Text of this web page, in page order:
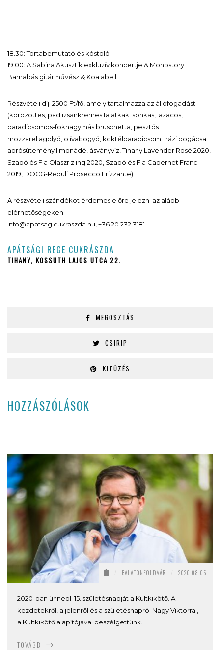
18.30: Tortabemutató és kóstoló
19.00: A Sabina Akusztik exkluzív koncertje & Monostory
Barnabás gitárművész & Koalabell
Részvételi díj: 2500 Ft/fő, amely tartalmazza az állófogadást
(körözöttes, padlizsánkrémes falatkák; sonkás, lazacos,
paradicsomos-fokhagymás bruschetta, pesztós
mozzarellagolyó, olívabogyó, koktélparadicsom, házi pogácsa,
aprósütemény limonádé, ásványvíz, Tihany Lavender Rosé 2020,
Szabó és Fia Olaszrizling 2020, Szabó és Fia Cabernet Franc
2019, DOCG-Rebuli Prosecco Frizzante).
A részvételi szándékot érdemes előre jelezni az alábbi
elérhetőségeken:
info@apatsagicukraszda.hu, +36 20 232 3181
APÁTSÁGI REGE CUKRÁSZDA
TIHANY, KOSSUTH LAJOS UTCA 22.
MEGOSZTÁS
CSIRIP
KITŰZÉS
HOZZÁSZÓLÁSOK
BALATONFÖLDVÁR 2020.08.05.
2020-ban ünnepli 15. születésnapját a Kultkikötő. A
kezdetekről, a jelenről és a születésnapról Nagy Viktorral,
a Kultkikötő alapítójával beszélgettünk.
TOVÁBB